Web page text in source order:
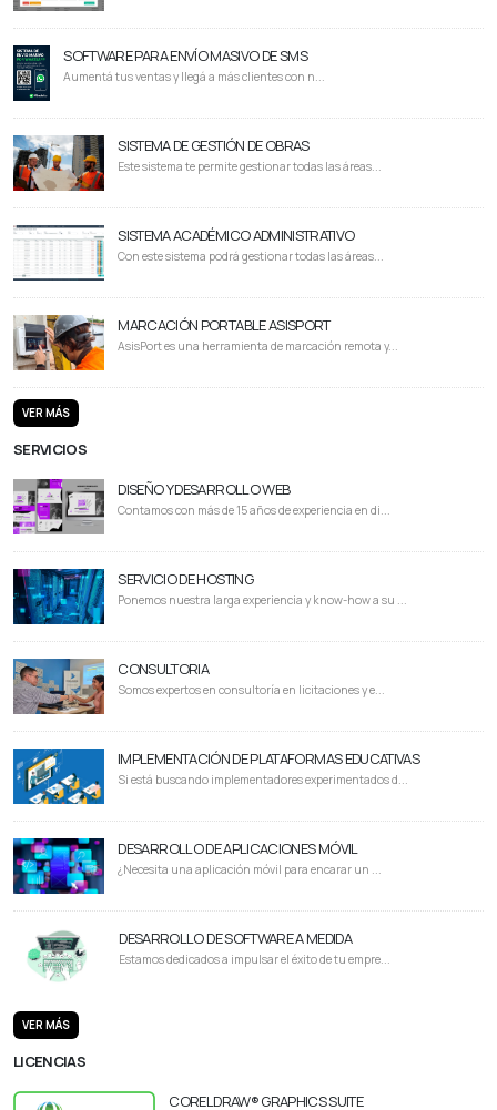
SOFTWARE PARA ENVÍO MASIVO DE SMS
Aumentá tus ventas y llegá a más clientes con n...
SISTEMA DE GESTIÓN DE OBRAS
Este sistema te permite gestionar todas las áreas...
SISTEMA ACADÉMICO ADMINISTRATIVO
Con este sistema podrá gestionar todas las áreas...
MARCACIÓN PORTABLE ASISPORT
AsisPort es una herramienta de marcación remota y...
VER MÁS
SERVICIOS
DISEÑO Y DESARROLLO WEB
Contamos con más de 15 años de experiencia en di...
SERVICIO DE HOSTING
Ponemos nuestra larga experiencia y know-how a su ...
CONSULTORIA
Somos expertos en consultoría en licitaciones y e...
IMPLEMENTACIÓN DE PLATAFORMAS EDUCATIVAS
Si está buscando implementadores experimentados d...
DESARROLLO DE APLICACIONES MÓVIL
¿Necesita una aplicación móvil para encarar un ...
DESARROLLO DE SOFTWARE A MEDIDA
Estamos dedicados a impulsar el éxito de tu empre...
VER MÁS
LICENCIAS
CORELDRAW® GRAPHICS SUITE